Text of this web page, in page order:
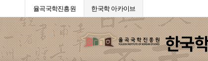
율곡국학진흥원 한국학 아카이브